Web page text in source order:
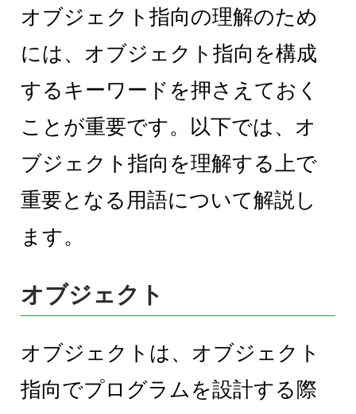
オブジェクト指向の理解のため
には、オブジェクト指向を構成
するキーワードを押さえておく
ことが重要です。以下では、オ
ブジェクト指向を理解する上で
重要となる用語について解説し
ます。
オブジェクト
オブジェクトは、オブジェクト
指向でプログラムを設計する際